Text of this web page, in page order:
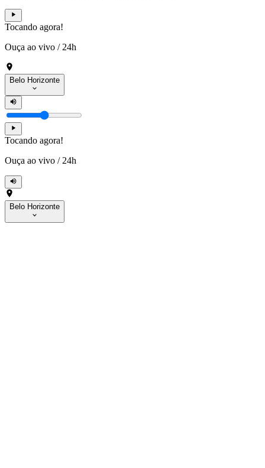
Tocando agora!
Ouça ao vivo / 24h
Belo Horizonte
Tocando agora!
Ouça ao vivo / 24h
Belo Horizonte